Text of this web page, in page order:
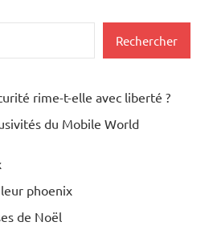
Rechercher
rime-t-elle avec liberté ?
du Mobile World
phoenix
de Noël